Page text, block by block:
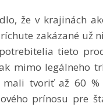
že v krajinách
zakázané už
tieto
mimo legálneho
tvoriť až 60 %
prínosu pre